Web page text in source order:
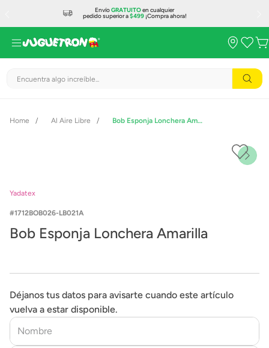
EnvíoGRATUITOen cualquier
pedido superior a$499¡Compra ahora!
Encuentra algo increíble...
Al Aire Libre Bob Esponja Lonchera Amarilla
Yadatex
1712BOB026-LB021A
Bob Esponja Lonchera Amarilla
Déjanos tus datos para avisarte cuando este artículo
vuelva a estar disponible.